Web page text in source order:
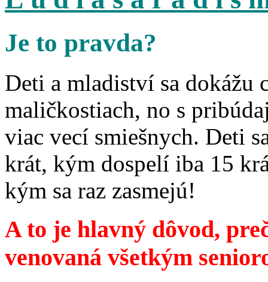
Je to pravda?
Deti a mladiství sa dokážu
maličkostiach, no s
viac vecí smiešnych. Deti
krát, kým dospelí iba 15
kým sa raz zasmejú!
A to je hlavný dôvod,
venovaná všetkým